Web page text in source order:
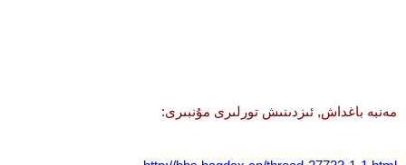
مەنبە باغداش, ئىزدىنىش تورلىرى مۇنبىرى: